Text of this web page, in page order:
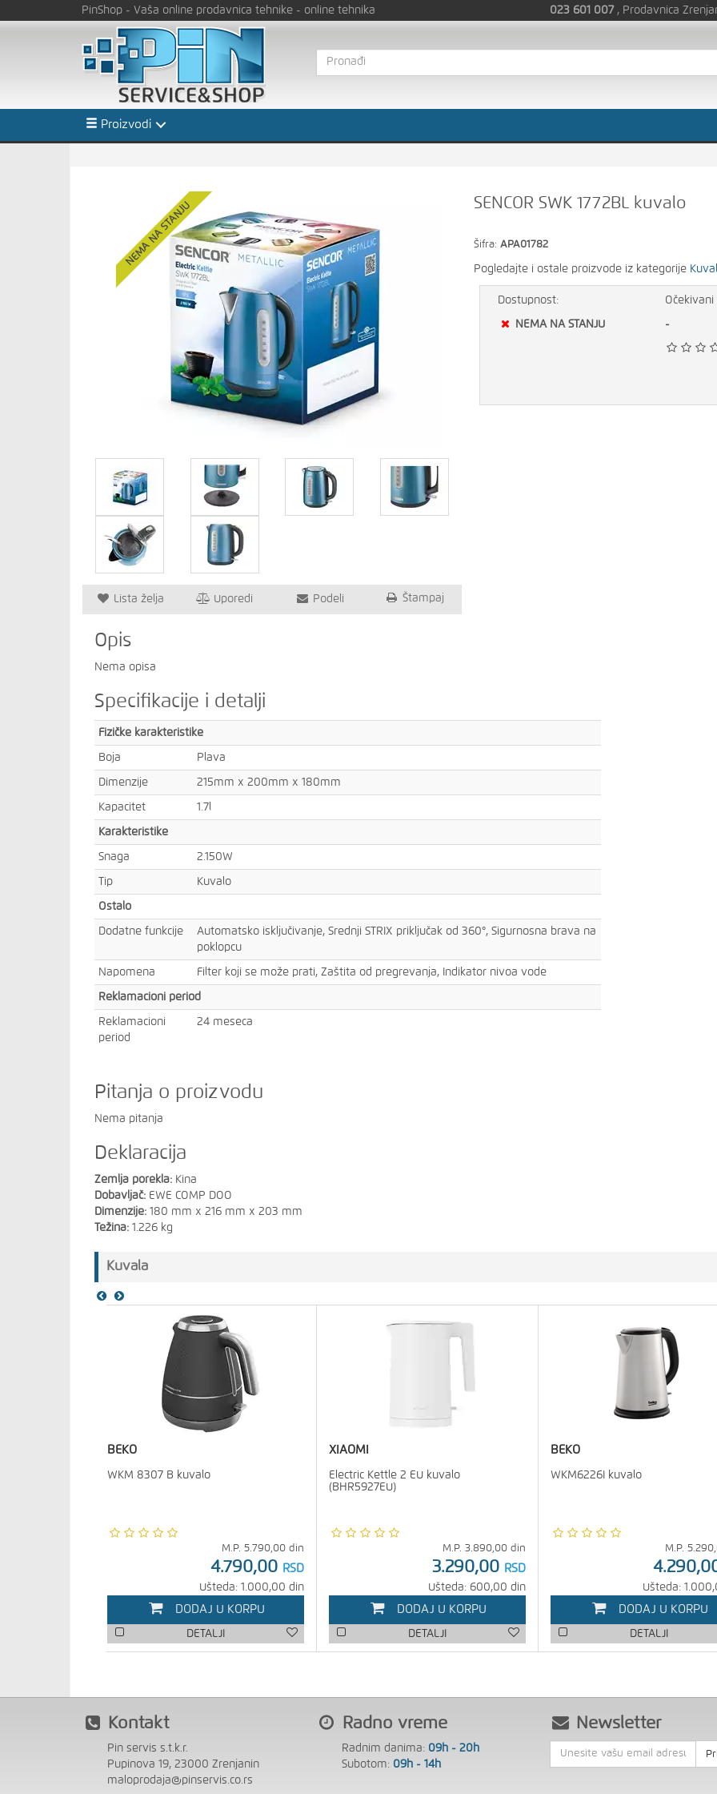
PinShop - Vaša online prodavnica tehnike - online tehnika 023 601 007 , Prodavnica
Proizvodi
NEMA NA STANJU
Lista želja Uporedi Podeli Štampaj
SENCOR SWK 1772BL kuvalo
Šifra:APA01782
Pogledajte i ostale proizvode iz kategorije
Dostupnost:
NEMA NA STANJU -
Opis
Nema opisa
Specifikacije i detalji
Fizičke karakteristike
Boja Plava
Dimenzije 215mm x 200mm x 180mm
Kapacitet 1.7l
Karakteristike
Snaga 2.150W
Tip Kuvalo
Ostalo
Dodatne funkcije
Automatsko isključivanje, Srednji STRIX priključak od 360°, Sigurnosna brava na
poklopcu
Napomena Filter koji se može prati, Zaštita od pregrevanja, Indikator nivoa vode
Reklamacioni period
Reklamacioni
period
24 meseca
Pitanja o proizvodu
Nema pitanja
Deklaracija
Zemlja porekla: Kina
Dobavljač: EWE COMP DOO
Dimenzije: 180 mm x 216 mm x 203 mm
Težina: 1.226 kg
Kuvala
BEKO
WKM 8307 B kuvalo
M.P. 5.790,00 din
4.790,00 RSD
Ušteda: 1.000,00 din
DODAJ U KORPU
DETALJI
XIAOMI
Electric Kettle 2 EU kuvalo
(BHR5927EU)
M.P. 3.890,00 din
3.290,00 RSD
Ušteda: 600,00 din
DODAJ U KORPU
DETALJI
BEKO
WKM6226I kuvalo
M.P.
Ušteda:
DODAJ U KORPU
DETALJI
Kontakt
Pin servis s.t.k.r.
Pupinova 19, 23000 Zrenjanin
maloprodaja@pinservis.co.rs
Radno vreme
Radnim danima: 09h - 20h
Subotom: 09h - 14h
Newsletter